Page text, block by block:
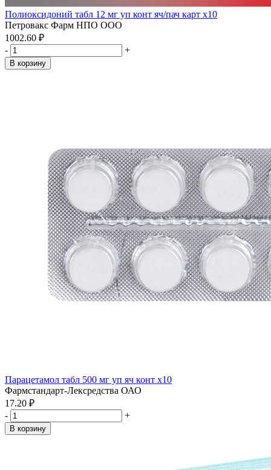
Полиоксидоний табл 12 мг уп конт яч/пач карт x10
Петровакс Фарм НПО ООО
1002.60 ₽
-
+
В корзину
Парацетамол табл 500 мг уп яч конт x10
Фармстандарт-Лексредства ОАО
17.20 ₽
-
+
В корзину